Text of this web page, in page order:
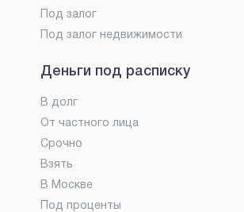
Под залог
Под залог недвижимости
Деньги под расписку
В долг
От частного лица
Срочно
Взять
В Москве
Под проценты